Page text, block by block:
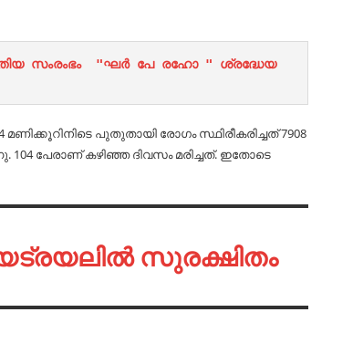
പുതുതായി രോഗം സ്ഥിരീകരിച്ചത് 7908
പേരാണ് കഴിഞ്ഞ ദിവസം മരിച്ചത്. ഇതോടെ
സുരക്ഷിതം